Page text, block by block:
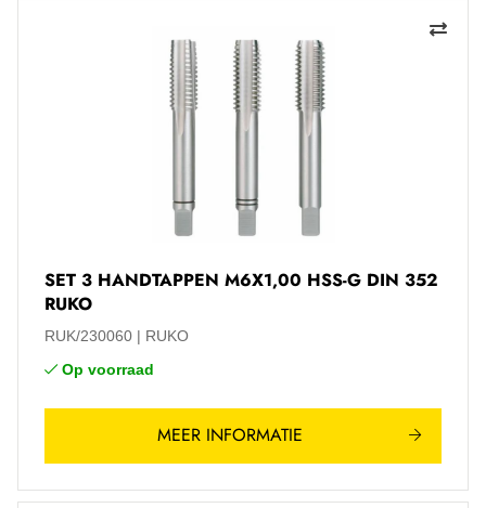
SET 3 HANDTAPPEN M6X1,00 HSS-G DIN 352
RUKO
RUK/230060
RUKO
Op voorraad
MEER INFORMATIE